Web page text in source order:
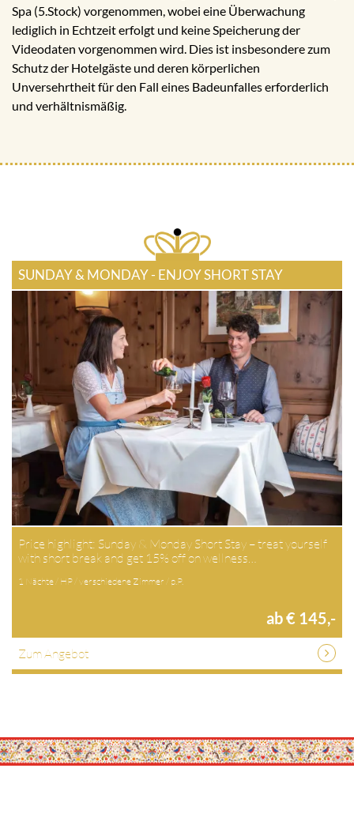
Spa (5.Stock) vorgenommen, wobei eine Überwachung
lediglich in Echtzeit erfolgt und keine Speicherung der
Videodaten vorgenommen wird. Dies ist insbesondere zum
Schutz der Hotelgäste und deren körperlichen
Unversehrtheit für den Fall eines Badeunfalles erforderlich
und verhältnismäßig.
SUNDAY & MONDAY - ENJOY SHORT STAY
Price highlight: Sunday & Monday Short Stay – treat yourself
with short break and get 15% off on wellness…
1 Nächte / HP / verschiedene Zimmer / p.P.
ab € 145,-
Zum Angebot